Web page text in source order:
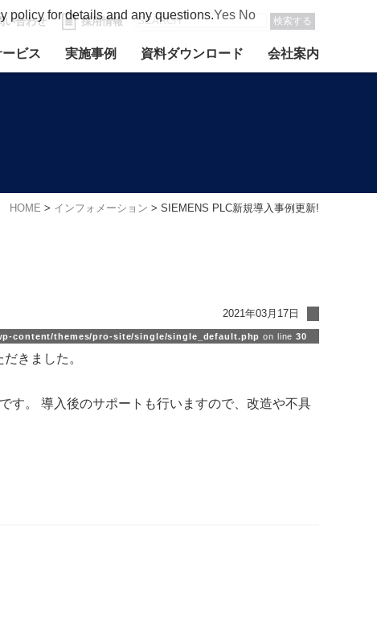
ビス 実施事例 資料ダウンロード 会社案内
い合わせ 採用情報 検索する
HOME > インフォメーション > SIEMENS PLC新規導入事例更新!
2021年03月17日
content/themes/pro-site/single/single_default.php on line30
きました。
す。 導入後のサポートも行いますので、改造や不具
policy for details and any questions.Yes No